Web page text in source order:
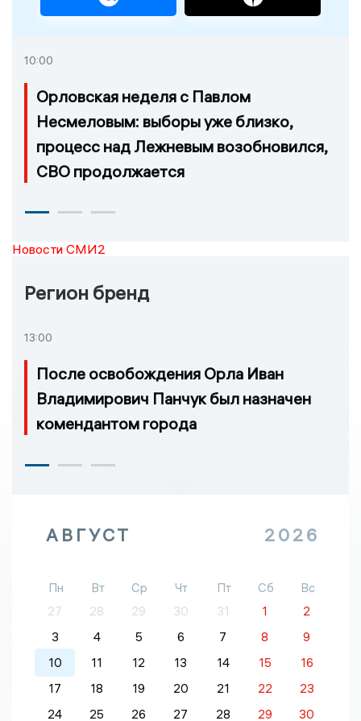
10:00
Орловская неделя с Павлом
Несмеловым: выборы уже близко,
процесс над Лежневым возобновился,
СВО продолжается
Новости СМИ2
Регион бренд
13:00
После освобождения Орла Иван
Владимирович Панчук был назначен
комендантом города
АВГУСТ 2026
Пн Вт Ср Чт Пт Сб
Вс
27
28 29 30 31 1
2
3
4 5 6 7 8
9
10
11 12 13 14 15
16
17
18 19 20 21 22
23
24
25 26 27 28 29
30